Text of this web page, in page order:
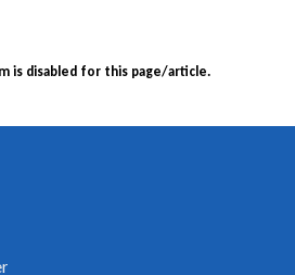
is disabled for this page/article.